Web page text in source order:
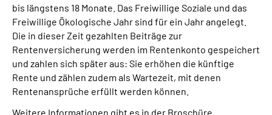
bis längstens 18 Monate. Das Freiwillige Soziale und das
Freiwillige Ökologische Jahr sind für ein Jahr angelegt.
Die in dieser Zeit gezahlten Beiträge zur
Rentenversicherung werden im Rentenkonto gespeichert
und zahlen sich später aus: Sie erhöhen die künftige
Rente und zählen zudem als Wartezeit, mit denen
Rentenansprüche erfüllt werden können.
Weitere Informationen gibt es in der Broschüre